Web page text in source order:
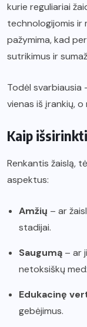
kurie reguliariai
technologijomis ir
pažymima, kad
sutrikimus ir
Todėl svarbiausia
vienas iš įrankių,
Kaip
Renkantis žaislą,
aspektus:
Amžių – ar
stadijai.
Saugumą – ar
netoksiškų
Edukacinę
gebėjimus.